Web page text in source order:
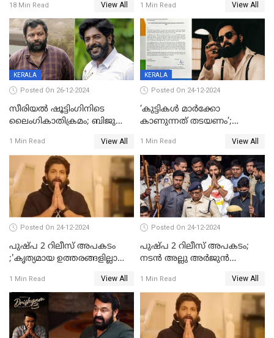
ചിത്രങ്ങൾ; 2024ൽ സിനിമാ
വ്യവസായത്തിന് നഷ്ടം 700
കോടി; അഭിനേതാക്കൾ
പ്രതിഫലം കുറയ്ക്കണമെന്നും
നിർമാതാക്കളുടെ സംഘടന
18 Min Read View All
സ്വദേശി അറസ്റ്റില്‍
1 Min Read View All
KERALA
Posted On 26-12-2024
സീരിയല്‍ ഷൂട്ടിംഗിനിടെ
ലൈംഗികാതിക്രമം; ബിജു
ശ്രീകുമാറിനുമെതിരെ കേസ്
1 Min Read View All
KERALA
Posted On 24-12-2024
‘കുട്ടികൾ മാർക്കോ
കാണുന്നത് തടയണം’;
മാതാപിതാക്കൾക്കൊപ്പം
കുട്ടികളുമെത്തുന്നു;
മുഖ്യമന്ത്രിക്ക് പരാതി നൽകി
കെപിസിസി അംഗം
1 Min Read View All
Posted On 24-12-2024
പുഷ്‌പ 2 റിലീസ് അപകടം
;'കൃത്യമായ ഉത്തരങ്ങളില്ലാതെ
1 Min Read View All
Posted On 24-12-2024
പുഷ്പ 2 റിലീസ് അപകടം;
നടന്‍ അല്ലു അര്‍ജുൻ
മുന്നിൽ ഹാജരായി
1 Min Read View All